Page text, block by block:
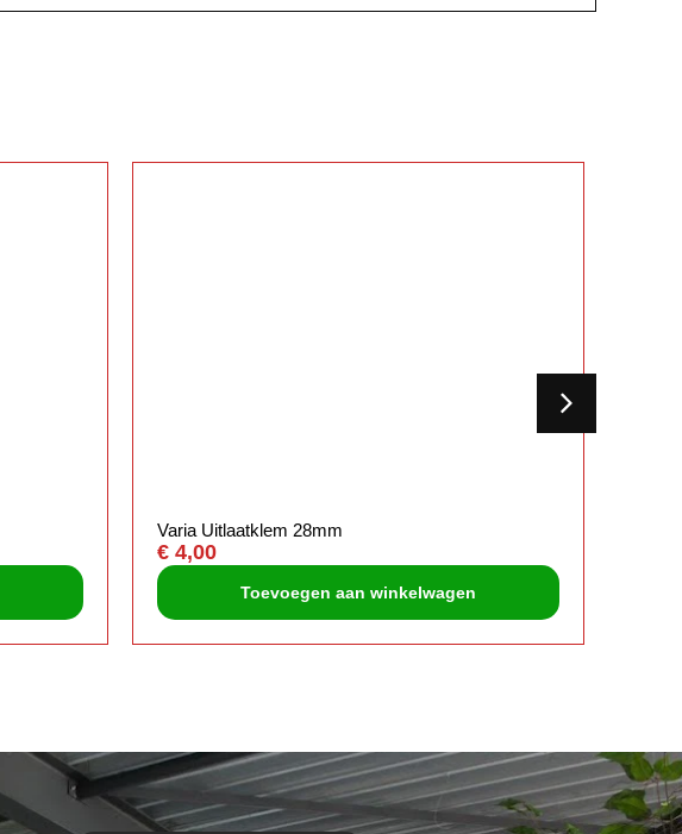
Varia Uitlaatklem 28mm
€ 4,00
Toevoegen aan winkelwagen